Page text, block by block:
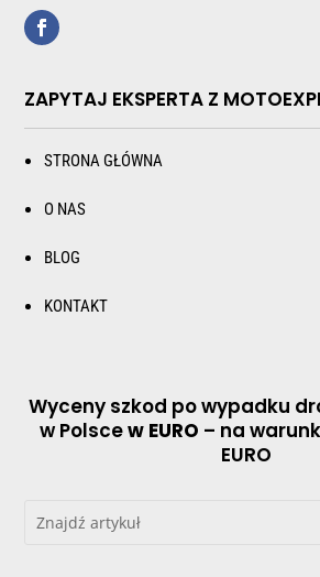
ZAPYTAJ EKSPERTA Z
STRONA GŁÓWNA
O NAS
BLOG
KONTAKT
Wyceny szkod po wypadku
w Polscew EURO – na
EURO